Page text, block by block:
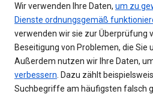
Wir verwenden Ihre Daten, um zu
Dienste ordnungsgemäß
verwenden wir sie zur Überprüfung
Beseitigung von Problemen, die Sie
Außerdem nutzen wir Ihre Daten,
verbessern . Dazu zählt
Suchbegriffe am häufigsten falsch